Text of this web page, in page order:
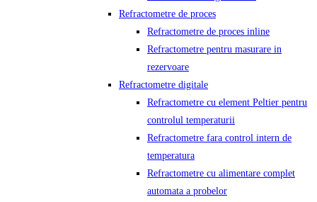
Refractometre de proces
Refractometre de proces inline
Refractometre pentru masurare in
rezervoare
Refractometre digitale
Refractometre cu element Peltier pentru
controlul temperaturii
Refractometre fara control intern de
temperatura
Refractometre cu alimentare complet
automata a probelor